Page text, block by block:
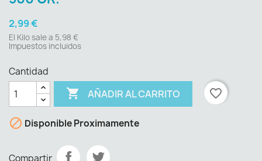
2,99 €
El Kilo sale a 5,98 €
Impuestos incluidos
Cantidad
 AÑADIR AL CARRITO favorite_border
 Disponible Proximamente
Compartir